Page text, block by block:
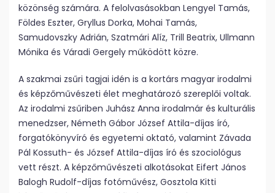
közönség számára. A felolvasásokban Lengyel Tamás,
Földes Eszter, Gryllus Dorka, Mohai Tamás,
Samudovszky Adrián, Szatmári Alíz, Trill Beatrix, Ullmann
Mónika és Váradi Gergely működött közre.
A szakmai zsűri tagjai idén is a kortárs magyar irodalmi
és képzőművészeti élet meghatározó szereplői voltak.
Az irodalmi zsűriben Juhász Anna irodalmár és kulturális
menedzser, Németh Gábor József Attila-díjas író,
forgatókönyvíró és egyetemi oktató, valamint Závada
Pál Kossuth- és József Attila-díjas író és szociológus
vett részt. A képzőművészeti alkotásokat Eifert János
Balogh Rudolf-díjas fotóművész, Gosztola Kitti